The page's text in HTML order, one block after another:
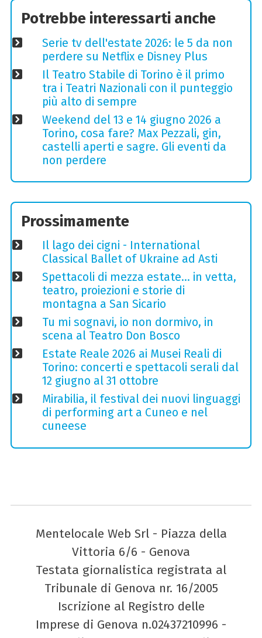
Potrebbe interessarti anche
Serie tv dell'estate 2026: le 5 da non
perdere su Netflix e Disney Plus
Il Teatro Stabile di Torino è il primo
tra i Teatri Nazionali con il punteggio
più alto di sempre
Weekend del 13 e 14 giugno 2026 a
Torino, cosa fare? Max Pezzali, gin,
castelli aperti e sagre. Gli eventi da
non perdere
Prossimamente
Il lago dei cigni - International
Classical Ballet of Ukraine ad Asti
Spettacoli di mezza estate… in vetta,
teatro, proiezioni e storie di
montagna a San Sicario
Tu mi sognavi, io non dormivo, in
scena al Teatro Don Bosco
Estate Reale 2026 ai Musei Reali di
Torino: concerti e spettacoli serali dal
12 giugno al 31 ottobre
Mirabilia, il festival dei nuovi linguaggi
di performing art a Cuneo e nel
cuneese
Mentelocale Web Srl - Piazza della
Vittoria 6/6 - Genova
Testata giornalistica registrata al
Tribunale di Genova nr. 16/2005
Iscrizione al Registro delle
Imprese di Genova n.02437210996 -